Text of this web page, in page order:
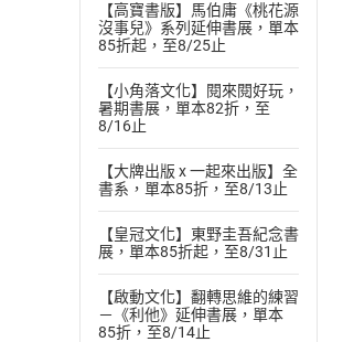
【高寶書版】馬伯庸《桃花源
沒事兒》系列延伸書展，單本
85折起，至8/25止
【小角落文化】閱來閱好玩，
暑期書展，單本82折，至
8/16止
【大牌出版 x 一起來出版】全
書系，單本85折，至8/13止
【皇冠文化】東野圭吾紀念書
展，單本85折起，至8/31止
【啟動文化】翻轉思維的練習
－《利他》延伸書展，單本
85折，至8/14止